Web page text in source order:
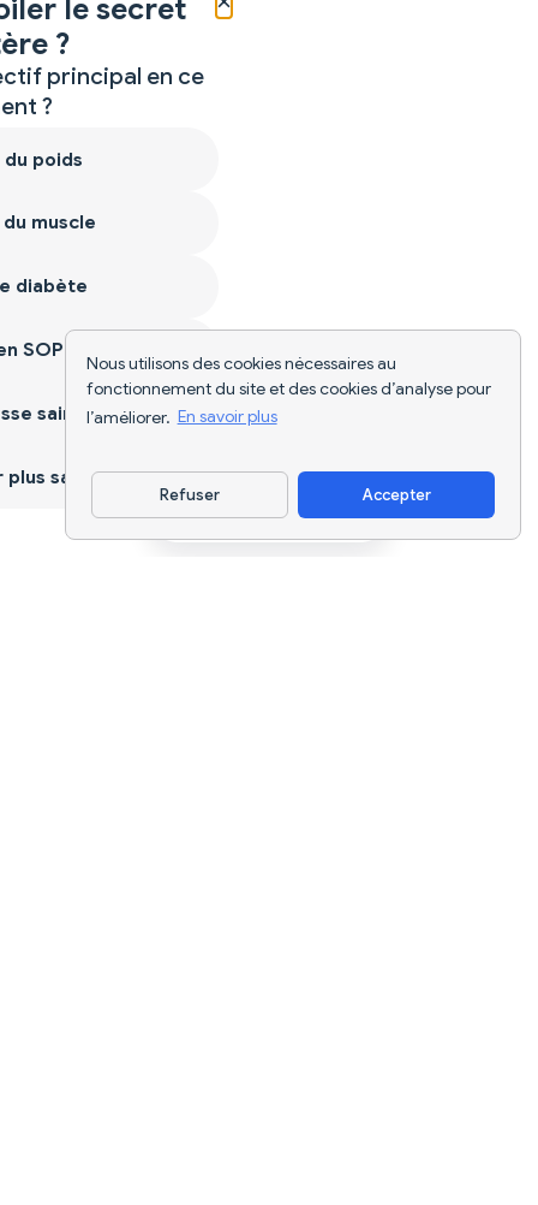
Nous utilisons des cookies nécessaires au
fonctionnement du site et des cookies d’analyse pour
l’améliorer. En savoir plus
Refuser Accepter
Télécharger l'appli
le secret
?
principal en ce
?
poids
muscle
diabète
SOPK
saine
sain